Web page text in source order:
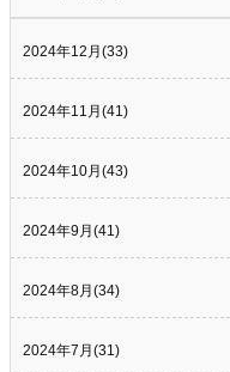
2024年12月(33)
2024年11月(41)
2024年10月(43)
2024年9月(41)
2024年8月(34)
2024年7月(31)